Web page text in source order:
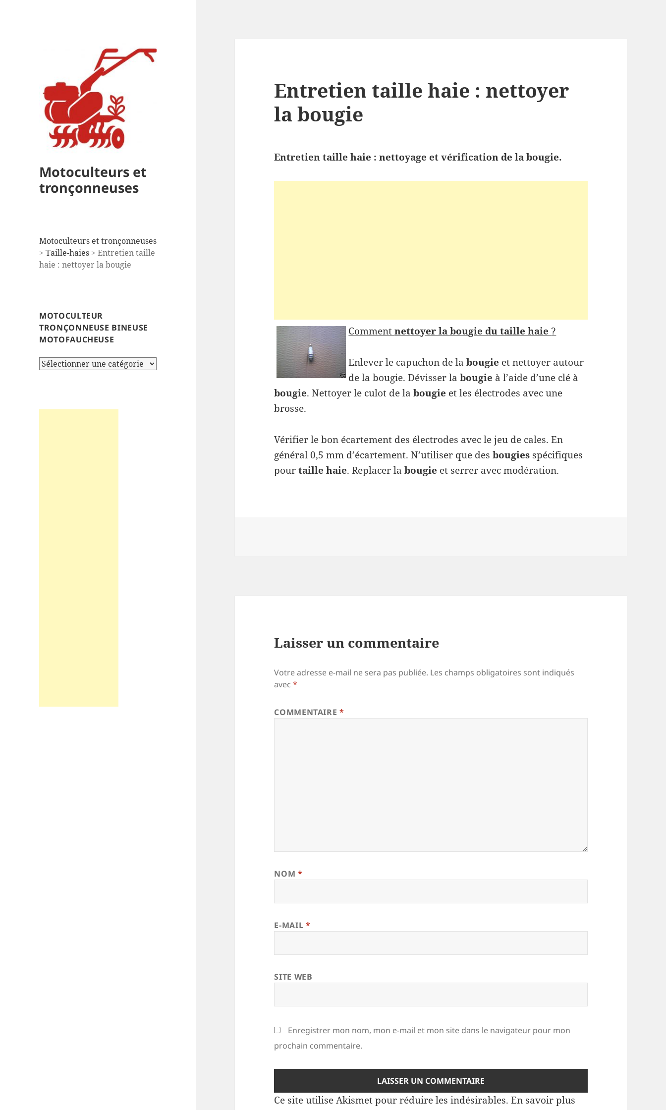
Motoculteurs et
tronçonneuses
Motoculteurs et tronçonneuses
>Taille-haies > Entretien taille
haie : nettoyer la bougie
MOTOCULTEUR
TRONÇONNEUSE BINEUSE
MOTOFAUCHEUSE
Motoculteur
Entretien taille haie : nettoyer
la bougie
Entretien taille haie : nettoyage et vérification de la bougie.
Commentnettoyer la bougie du taille haie ?
Enlever le capuchon de labougie et nettoyer autour
de la bougie. Dévisser labougie à l’aide d’une clé à
bougie. Nettoyer le culot de labougie et les électrodes avec une
brosse.
Vérifier le bon écartement des électrodes avec le jeu de cales. En
général 0,5 mm d’écartement. N’utiliser que desbougies spécifiques
pourtaille haie. Replacer labougie et serrer avec modération.
Laisser un commentaire
Votre adresse e-mail ne sera pas publiée. Les champs obligatoires sont indiqués
avec*
COMMENTAIRE*
NOM *
E-MAIL *
SITE WEB
Enregistrer mon nom, mon e-mail et mon site dans le navigateur pour mon
prochain commentaire.
Ce site utilise Akismet pour réduire les indésirables.En savoir plus